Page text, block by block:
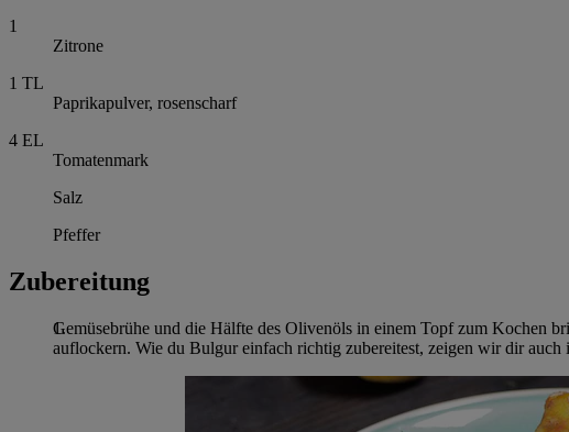
1
Zitrone
1 TL
Paprikapulver, rosenscharf
4 EL
Tomatenmark
Salz
Pfeffer
Zubereitung
Gemüsebrühe und die Hälfte des Olivenöls in einem Topf zum Kochen
auflockern. Wie du Bulgur einfach richtig zubereitest, zeigen wir dir